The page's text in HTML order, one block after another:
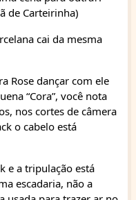
de Carteirinha)
cai da mesma
Rose dançar com ele
“Cora”, você nota
nos cortes de câmera
o cabelo está
e a tripulação está
escadaria, não a